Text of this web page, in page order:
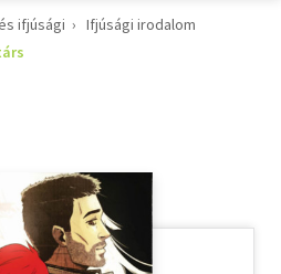
ifjúsági
Ifjúsági irodalom